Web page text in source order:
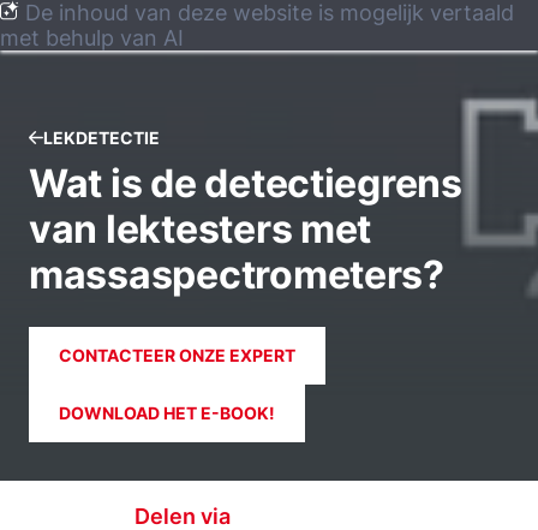
De inhoud van deze website is mogelijk vertaald
met behulp van AI
LEKDETECTIE
Wat is de detectiegrens
van lektesters met
massaspectrometers?
CONTACTEER ONZE EXPERT
DOWNLOAD HET E-BOOK!
Delen via